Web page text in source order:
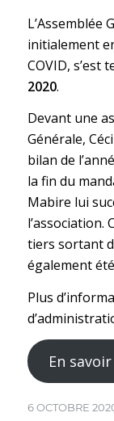
L’Assemblée
initialement
COVID, s’est
2020.
Devant une
Générale,
bilan de
la fin du
Mabire lui
l’association.
tiers sortant
également
Plus
En
6 OCTOBRE